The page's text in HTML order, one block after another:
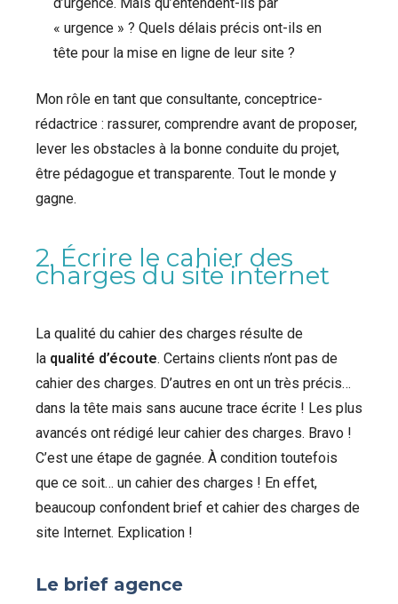
« urgence » ? Quels délais précis ont-ils en
tête pour la mise en ligne de leur site ?
Mon rôle en tant que consultante, conceptrice-
rédactrice : rassurer, comprendre avant de proposer,
lever les obstacles à la bonne conduite du projet,
être pédagogue et transparente. Tout le monde y
gagne.
2. Écrire le cahier des
charges du site internet
La qualité du cahier des charges résulte de
la qualité d’écoute. Certains clients n’ont pas de
cahier des charges. D’autres en ont un très précis…
dans la tête mais sans aucune trace écrite ! Les plus
avancés ont rédigé leur cahier des charges. Bravo !
C’est une étape de gagnée. À condition toutefois
que ce soit… un cahier des charges ! En effet,
beaucoup confondent brief et cahier des charges de
site Internet. Explication !
Le brief agence